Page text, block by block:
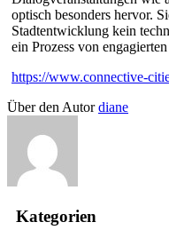
optisch besonders hervor.
Stadtentwicklung kein
ein Prozess von
https://www.connective-
Über den Autordiane
Kategorien